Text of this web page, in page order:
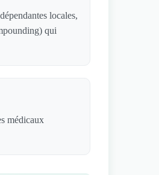
locales,
qui
médicaux